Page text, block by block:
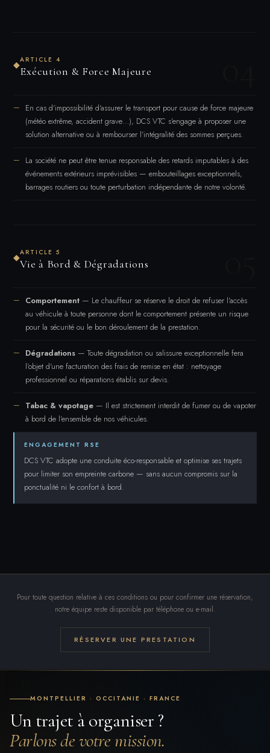
◆ARTICLE 4
Exécution & Force Majeure
En cas d'impossibilité d'assurer le transport pour cause de force majeure
(météo extrême, accident grave…), DCS VTC s'engage à proposer une
solution alternative ou à rembourser l'intégralité des sommes perçues.
La société ne peut être tenue responsable des retards imputables à des
événements extérieurs imprévisibles — embouteillages exceptionnels,
barrages routiers ou toute perturbation indépendante de notre volonté.
◆ARTICLE 5
Vie à Bord & Dégradations
Comportement — Le chauffeur se réserve le droit de refuser l'accès
au véhicule à toute personne dont le comportement présente un risque
pour la sécurité ou le bon déroulement de la prestation.
Dégradations — Toute dégradation ou salissure exceptionnelle fera
l'objet d'une facturation des frais de remise en état : nettoyage
professionnel ou réparations établis sur devis.
Tabac & vapotage — Il est strictement interdit de fumer ou de vapoter
à bord de l'ensemble de nos véhicules.
ENGAGEMENT RSE
DCS VTC adopte une conduite éco-responsable et optimise ses trajets
pour limiter son empreinte carbone — sans aucun compromis sur la
ponctualité ni le confort à bord.
Pour toute question relative à ces conditions ou pour confirmer une réservation,
notre équipe reste disponible par téléphone ou e-mail.
RÉSERVER UNE PRESTATION
MONTPELLIER · OCCITANIE · FRANCE
Un trajet à organiser ?
Parlons de votre mission.